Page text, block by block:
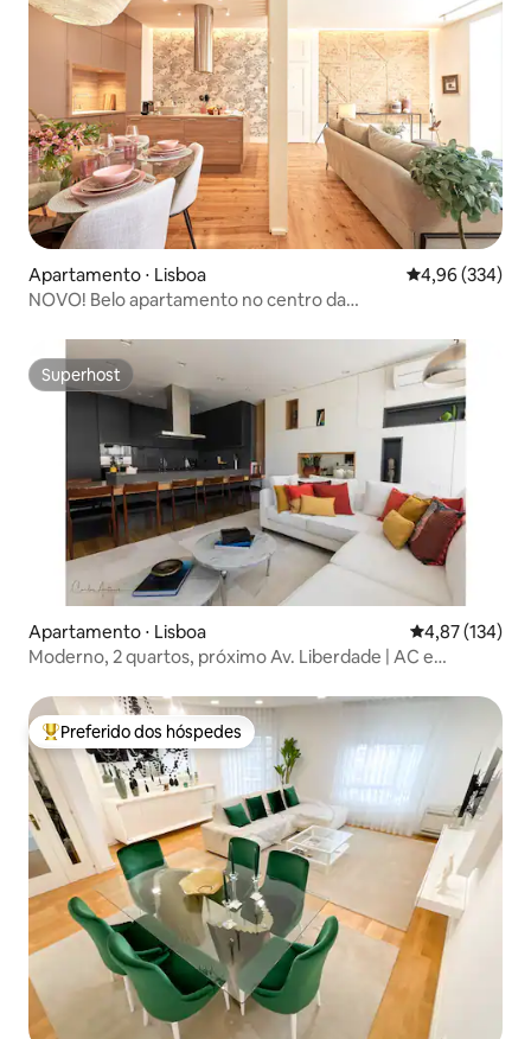
Apartamento ⋅ Lisboa 4,96 de uma
4,96 (334)
NOVO! Belo apartamento no centro da
Superhost
Superhost
Apartamento ⋅ Lisboa 4,87 de uma
4,87 (134)
Moderno, 2 quartos, próximo Av. Liberdade | AC e
Entre os melhores preferidos dos hóspedes
Preferido dos hóspedes